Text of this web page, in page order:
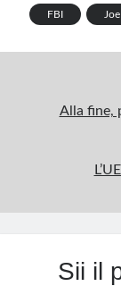
FBI
Alla fine,
Sii il